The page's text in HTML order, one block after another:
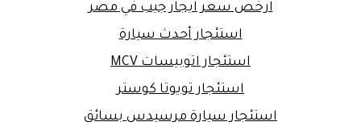
ارخص سعر ايجار جيب في مصر
استئجار أحدث سيارة
استئجار اتوبيسات MCV
استئجار تويوتا كوستر
استئجار سيارة مرسيدس بسائق